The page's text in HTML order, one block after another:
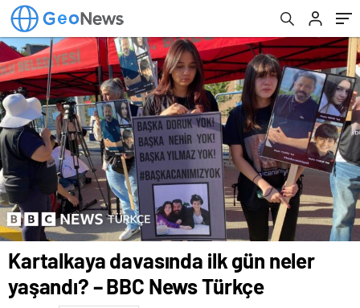
Kartalkaya davasında ilk gün neler
yaşandı? – BBC News Türkçe